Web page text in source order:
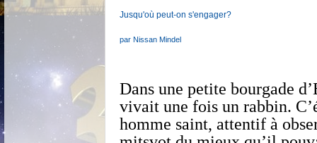
Jusqu'où peut-on s'engager?
par Nissan Mindel
Dans une petite bourgade
vivait une fois un rabbin.
homme saint, attentif à